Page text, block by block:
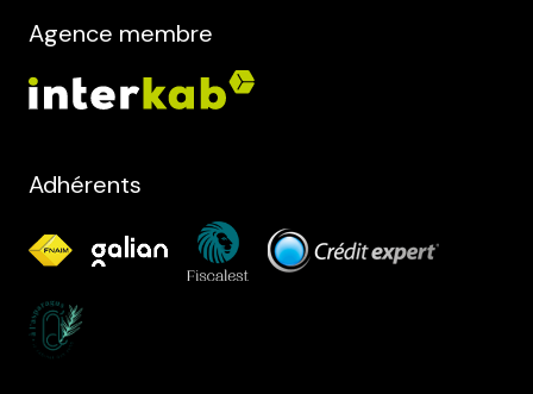
Agence membre
Adhérents